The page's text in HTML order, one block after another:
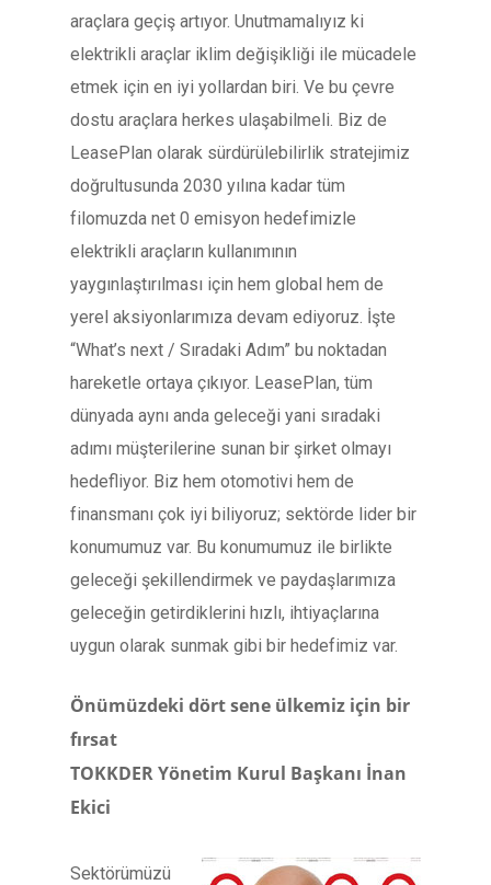
araçlara geçiş artıyor. Unutmamalıyız ki
elektrikli araçlar iklim değişikliği ile mücadele
etmek için en iyi yollardan biri. Ve bu çevre
dostu araçlara herkes ulaşabilmeli. Biz de
LeasePlan olarak sürdürülebilirlik stratejimiz
doğrultusunda 2030 yılına kadar tüm
filomuzda net 0 emisyon hedefimizle
elektrikli araçların kullanımının
yaygınlaştırılması için hem global hem de
yerel aksiyonlarımıza devam ediyoruz. İşte
“What’s next / Sıradaki Adım” bu noktadan
hareketle ortaya çıkıyor. LeasePlan, tüm
dünyada aynı anda geleceği yani sıradaki
adımı müşterilerine sunan bir şirket olmayı
hedefliyor. Biz hem otomotivi hem de
finansmanı çok iyi biliyoruz; sektörde lider bir
konumumuz var. Bu konumumuz ile birlikte
geleceği şekillendirmek ve paydaşlarımıza
geleceğin getirdiklerini hızlı, ihtiyaçlarına
uygun olarak sunmak gibi bir hedefimiz var.
Önümüzdeki dört sene ülkemiz için bir
fırsat
TOKKDER Yönetim Kurul Başkanı İnan
Ekici
Sektörümüzü